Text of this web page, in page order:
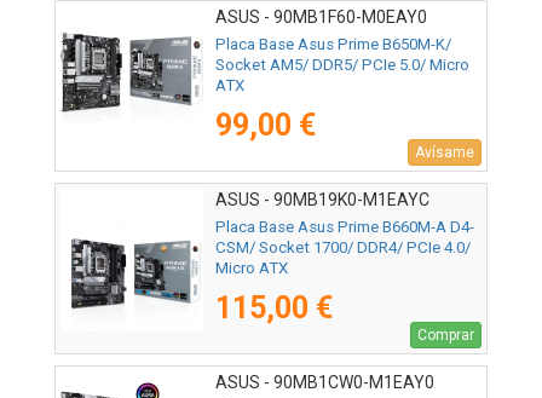
ASUS - 90MB1F60-M0EAY0
Placa Base Asus Prime B650M-K/
Socket AM5/ DDR5/ PCIe 5.0/ Micro
ATX
99,00 €
Avísame
ASUS - 90MB19K0-M1EAYC
Placa Base Asus Prime B660M-A D4-
CSM/ Socket 1700/ DDR4/ PCIe 4.0/
Micro ATX
115,00 €
Comprar
ASUS - 90MB1CW0-M1EAY0